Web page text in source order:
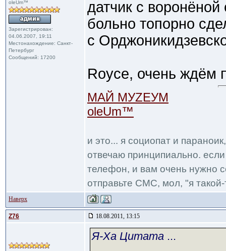
oleUm™
Зарегистрирован:
04.06.2007, 19:11
Местонахождение: Санкт-
Петербург
Сообщений: 17200
датчик с
больно топорно
с
Royce, очень ждём
МАЙ МУZЕУМ
oleUm™
и это... я социопат и
отвечаю принципиально.
телефон, и вам очень нужно
отправьте СМС, мол, "я такой-
Наверх
Z76 18.08.2011, 13:15
Я-Ха Цитата ...